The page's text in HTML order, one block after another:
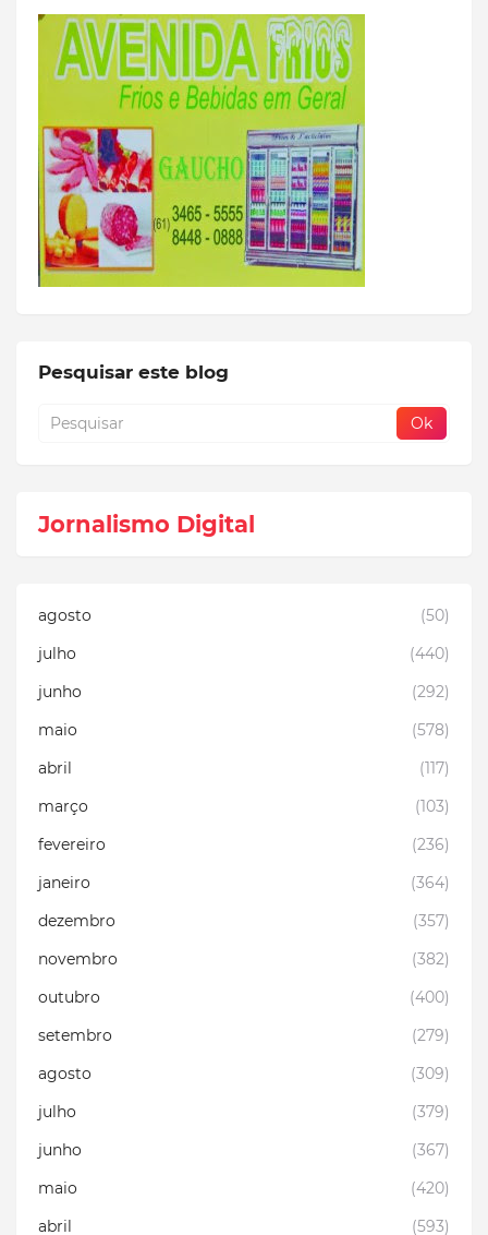
Pesquisar este blog
Jornalismo Digital
agosto
(50)
julho
(440)
junho
(292)
maio
(578)
abril
(117)
março
(103)
fevereiro
(236)
janeiro
(364)
dezembro
(357)
novembro
(382)
outubro
(400)
setembro
(279)
agosto
(309)
julho
(379)
junho
(367)
maio
(420)
abril
(593)